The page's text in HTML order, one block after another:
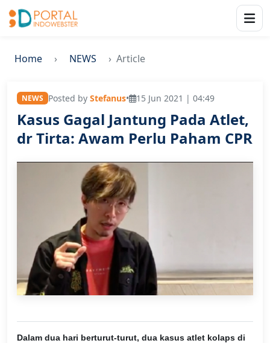
Home NEWS Article
NEWS Posted by Stefanus• 15 Jun 2021 | 04:49
Kasus Gagal Jantung Pada Atlet,
dr Tirta: Awam Perlu Paham CPR
Dalam dua hari berturut-turut, dua kasus atlet kolaps di